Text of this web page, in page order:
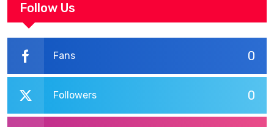
Follow Us
0
Fans
0
Followers